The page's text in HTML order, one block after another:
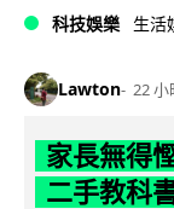
科技娛樂 生活
Lawton 22 小
家長無得
二手教科